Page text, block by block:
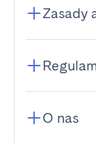
Zasady
O nas